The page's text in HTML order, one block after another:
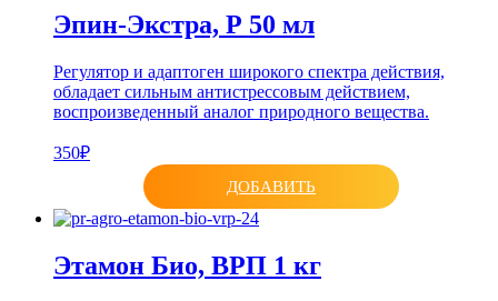
Эпин-Экстра, Р 50 мл
Регулятор и адаптоген широкого спектра действия,
обладает сильным антистрессовым действием,
воспроизведенный аналог природного вещества.
350₽
ДОБАВИТЬ
Этамон Био, ВРП 1 кг